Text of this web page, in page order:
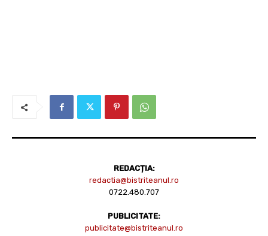
REDACȚIA:
redactia@bistriteanul.ro
0722.480.707
PUBLICITATE:
publicitate@bistriteanul.ro